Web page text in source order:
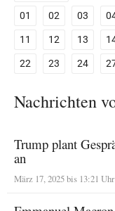
01
02 03
11
12 13
22
23 24
Nachrichten
Trump plant
an
März 17, 2025 bis 13:21 Uhr